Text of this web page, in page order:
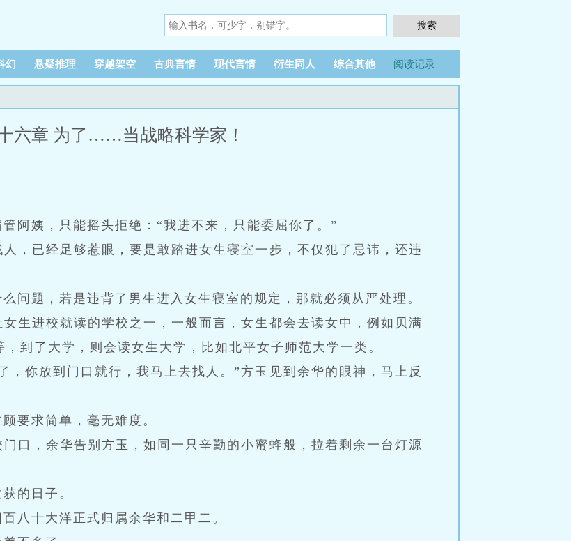
幻 悬疑推理 穿越架空 古典言情 现代言情 衍生同人 综合其他 阅读记录
六章 为了……当战略科学家！
阿姨，只能摇头拒绝：“我进不来，只能委屈你了。”
，已经足够惹眼，要是敢踏进女生寝室一步，不仅犯了忌讳，还违
问题，若是违背了男生进入女生寝室的规定，那就必须从严处理。
生进校就读的学校之一，一般而言，女生都会去读女中，例如贝满
到了大学，则会读女生大学，比如北平女子师范大学一类。
，你放到门口就行，我马上去找人。”方玉见到余华的眼神，马上反
要求简单，毫无难度。
口，余华告别方玉，如同一只辛勤的小蜜蜂般，拉着剩余一台灯源
的日子。
八十大洋正式归属余华和二甲二。